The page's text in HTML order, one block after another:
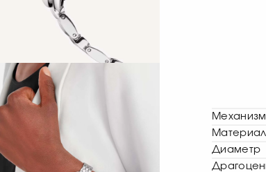
Механизм
Материал
Диаметр